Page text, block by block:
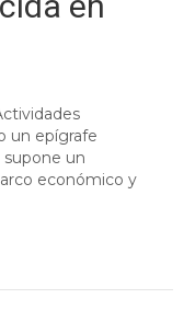
un epígrafe
supone un
económico y